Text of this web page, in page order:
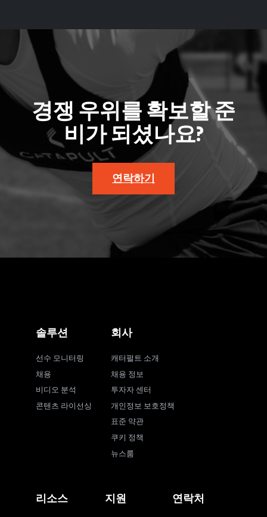
경쟁 우위를 확보할 준
비가 되셨나요?
연락하기
솔루션
선수 모니터링
채용
비디오 분석
콘텐츠 라이선싱
회사
캐터펄트 소개
채용 정보
투자자 센터
개인정보 보호정책
표준 약관
쿠키 정책
뉴스룸
리소스 지원 연락처